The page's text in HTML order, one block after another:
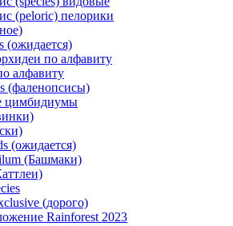
(peloric) пелорики
(ожидается)
по алфавиту
алфавиту
(фаленопсисы)
цимбидиумы
(ожидается)
(Башмаки)
(дорого)
Rainforest 2023